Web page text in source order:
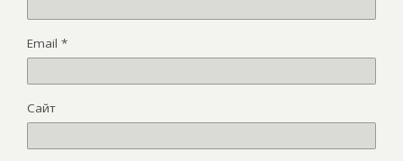
Email *
Сайт